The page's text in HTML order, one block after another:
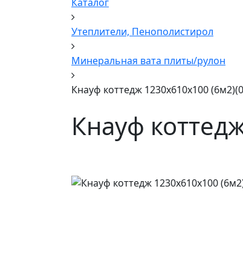
Утеплители, Пенополистирол
Минеральная вата плиты/рулон
Кнауф коттедж 1230x610x100
Кнауф